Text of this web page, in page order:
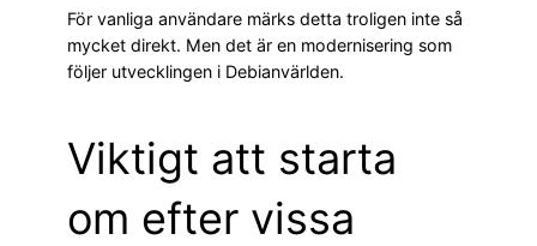
För vanliga användare märks detta troligen inte så
mycket direkt. Men det är en modernisering som
följer utvecklingen i Debianvärlden.
Viktigt att starta
om efter vissa